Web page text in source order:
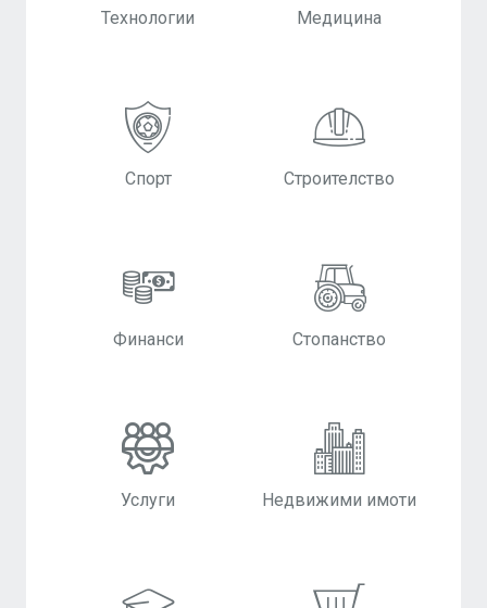
Технологии Медицина
Спорт Строителство
Финанси Стопанство
Услуги Недвижими имоти